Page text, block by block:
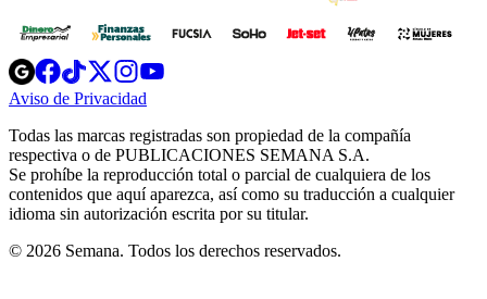
Opens
in
new
Opens
in
new
Opens
in
new
window
Opens
new
windowwindow
Aviso de Privacidad
new
window
Todas las marcas registradas son propiedad de la compañía
respectiva o de PUBLICACIONES SEMANA S.A.
Se prohíbe la reproducción total o parcial de cualquiera de los
contenidos que aquí aparezca, así como su traducción a cualquier
idioma sin autorización escrita por su titular.
© 2026 Semana. Todos los derechos reservados.